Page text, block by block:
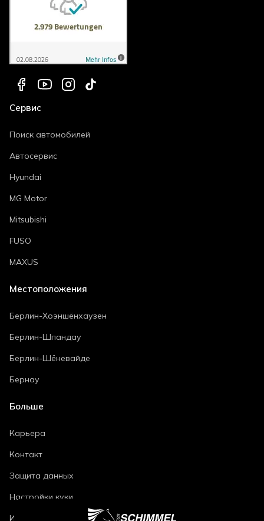
Сервис
Поиск автомобилей
Автосервис
Hyundai
MG Motor
Mitsubishi
FUSO
MAXUS
Местоположения
Берлин-Хоэншёнхаузен
Берлин-Шпандау
Берлин-Шёневайде
Бернау
Больше
Карьера
Контакт
Защита данных
Настройки куки
Импринт